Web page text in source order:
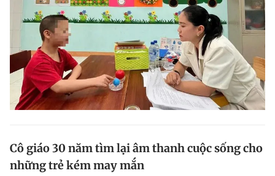
Cô giáo 30 năm tìm lại âm thanh cuộc sống cho
những trẻ kém may mắn